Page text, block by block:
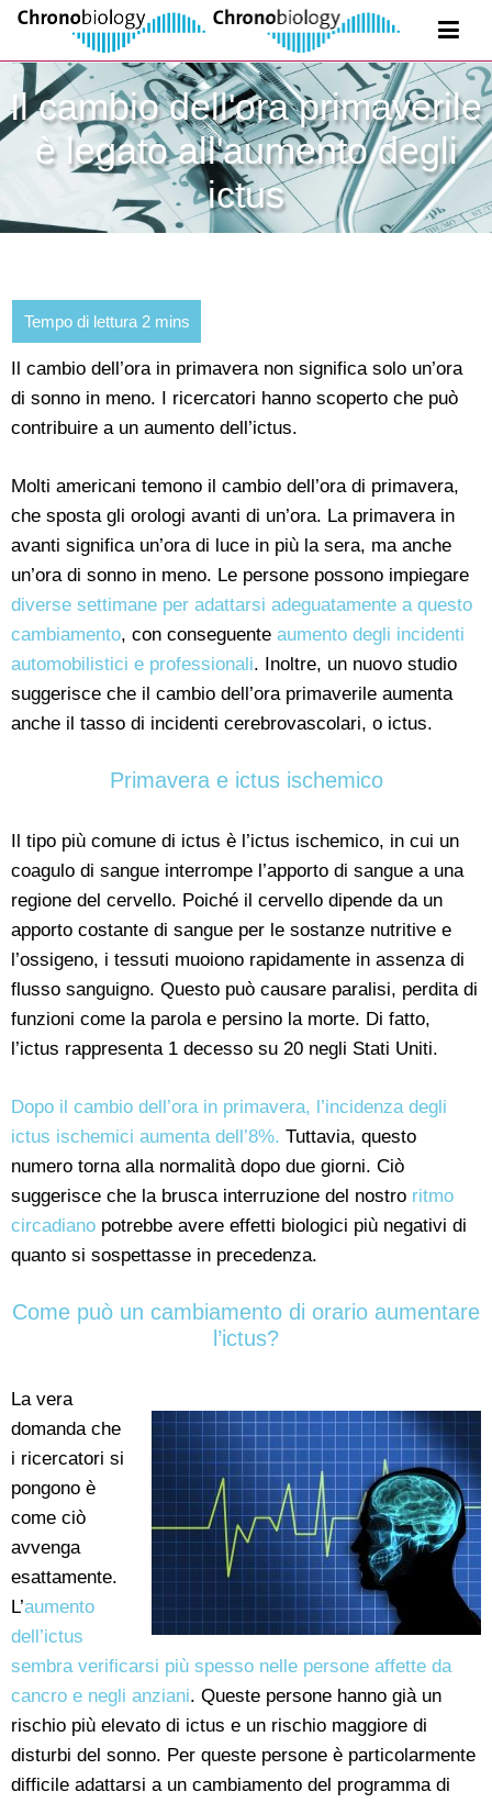
Il cambio dell'ora primaverile
è legato all'aumento degli
ictus
Il cambio dell’ora in primavera non significa solo un’ora
di sonno in meno. I ricercatori hanno scoperto che può
contribuire a un aumento dell’ictus.
Molti americani temono il cambio dell’ora di primavera,
che sposta gli orologi avanti di un’ora. La primavera in
avanti significa un’ora di luce in più la sera, ma anche
un’ora di sonno in meno. Le persone possono impiegare
diverse settimane per adattarsi adeguatamente a questo
cambiamento, con conseguente aumento degli incidenti
automobilistici e professionali. Inoltre, un nuovo studio
suggerisce che il cambio dell’ora primaverile aumenta
anche il tasso di incidenti cerebrovascolari, o ictus.
Primavera e ictus ischemico
Il tipo più comune di ictus è l’ictus ischemico, in cui un
coagulo di sangue interrompe l’apporto di sangue a una
regione del cervello. Poiché il cervello dipende da un
apporto costante di sangue per le sostanze nutritive e
l’ossigeno, i tessuti muoiono rapidamente in assenza di
flusso sanguigno. Questo può causare paralisi, perdita di
funzioni come la parola e persino la morte. Di fatto,
l’ictus rappresenta 1 decesso su 20 negli Stati Uniti.
Dopo il cambio dell’ora in primavera, l’incidenza degli
ictus ischemici aumenta dell’8%. Tuttavia, questo
numero torna alla normalità dopo due giorni. Ciò
suggerisce che la brusca interruzione del nostro ritmo
circadiano potrebbe avere effetti biologici più negativi di
quanto si sospettasse in precedenza.
Come può un cambiamento di orario aumentare
l’ictus?
La vera
domanda che
i ricercatori si
pongono è
come ciò
avvenga
esattamente.
L’aumento
dell’ictus
sembra verificarsi più spesso nelle persone affette da
cancro e negli anziani. Queste persone hanno già un
rischio più elevato di ictus e un rischio maggiore di
disturbi del sonno. Per queste persone è particolarmente
difficile adattarsi a un cambiamento del programma di